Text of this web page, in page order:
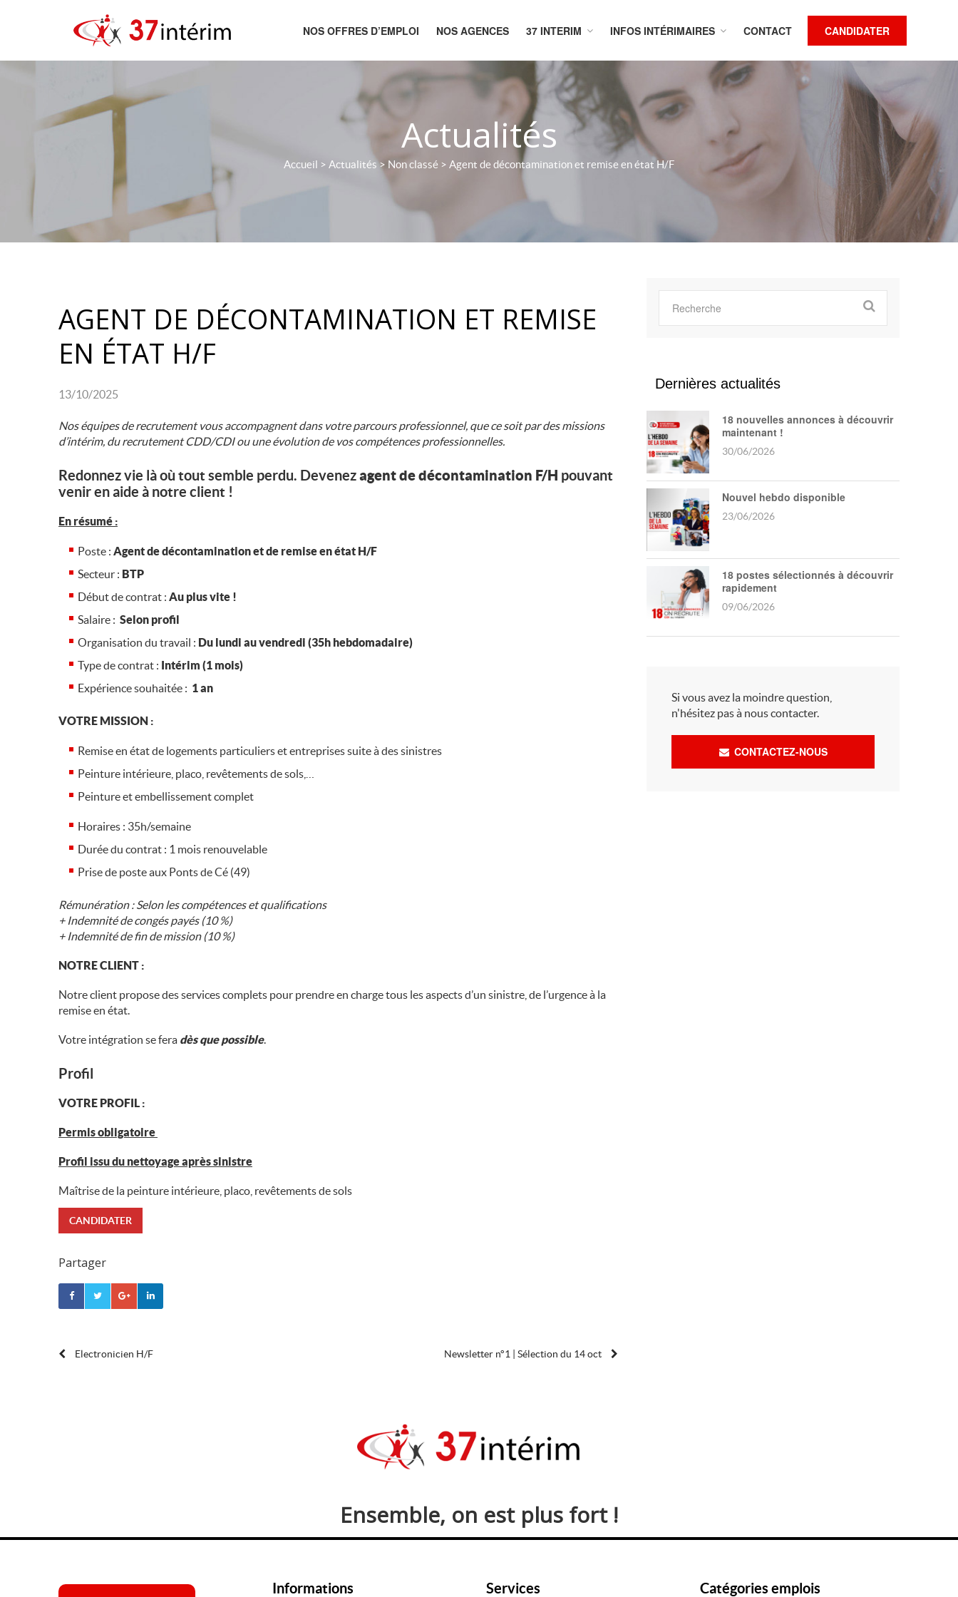
NOS OFFRES D’EMPLOI NOS AGENCES 37 INTERIM INFOS INTÉRIMAIRES CONTACT CANDIDATER
Actualités
Accueil > Actualités> Non classé > Agent de décontamination et remise en état H/F
AGENT DE DÉCONTAMINATION ET REMISE
EN ÉTAT H/F
13/10/2025
Nos équipes de recrutement vous accompagnent dans votre parcours professionnel, que ce soit par des missions
d’intérim, du recrutement CDD/CDI ou une évolution de vos compétences professionnelles.
Redonnez vie là où tout semble perdu. Devenezagent de décontamination F/H pouvant
venir en aide à notre client !
En résumé :
Poste : Agent de décontamination et de remise en état H/F
Secteur : BTP
Début de contrat : Au plus vite !
Salaire : Selon profil
Organisation du travail : Du lundi au vendredi (35h hebdomadaire)
Type de contrat : Intérim (1 mois)
Expérience souhaitée : 1 an
VOTRE MISSION :
Remise en état de logements particuliers et entreprises suite à des sinistres
Peinture intérieure, placo, revêtements de sols,…
Peinture et embellissement complet
Horaires : 35h/semaine
Durée du contrat : 1 mois renouvelable
Prise de poste aux Ponts de Cé (49)
Rémunération : Selon les compétences et qualifications
+ Indemnité de congés payés (10 %)
+ Indemnité de fin de mission (10 %)
NOTRE CLIENT :
Notre client propose des services complets pour prendre en charge tous les aspects d’un sinistre, de l’urgence à la
remise en état.
Votre intégration se fera dès que possible.
Profil
VOTRE PROFIL :
Permis obligatoire
Profil issu du nettoyage après sinistre
Maîtrise de la peinture intérieure, placo, revêtements de sols
CANDIDATER
Partager
POST
Electronicien H/F Newsletter n°1 | Sélection du 14 oct
Dernières actualités
18 nouvelles annonces à découvrir
maintenant !
30/06/2026
Nouvel hebdo disponible
23/06/2026
18 postes sélectionnés à découvrir
rapidement
09/06/2026
Si vous avez la moindre question,
n'hésitez pas à nous contacter.
CONTACTEZ-NOUS
Ensemble, on est plus fort !
Informations Services Catégories emplois